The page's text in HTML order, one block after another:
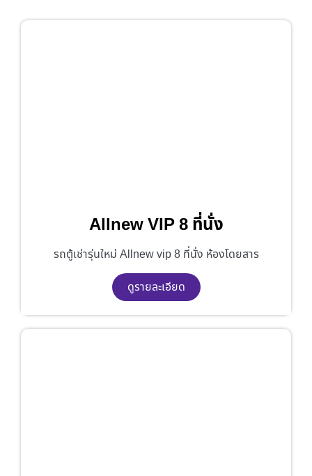
Allnew VIP 8 ที่นั่ง
รถตู้เช่ารุ่นใหม่ Allnew vip 8 ที่นั่ง ห้องโดยสาร
ดูรายละเอียด